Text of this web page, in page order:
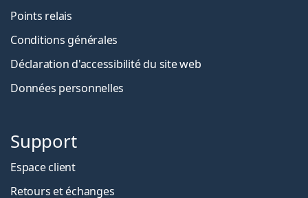
Points relais
Conditions générales
Déclaration d'accessibilité du site web
Données personnelles
Support
Espace client
Retours et échanges